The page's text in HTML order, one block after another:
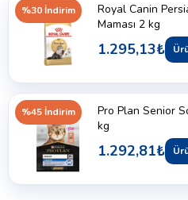
%30 İndirim
Royal Canin
Maması 2 kg
1.295,13₺
%45 İndirim
Pro Plan Senior
kg
1.292,81₺